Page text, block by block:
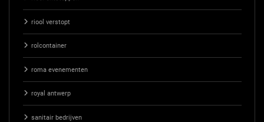
riool verstopt
rolcontainer
roma evenementen
royal antwerp
sanitair bedrijven